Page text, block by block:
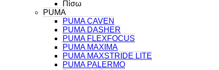
Πίσω
PUMA
PUMA CAVEN
PUMA DASHER
PUMA FLEXFOCUS
PUMA MAXIMA
PUMA MAXSTRIDE LITE
PUMA PALERMO